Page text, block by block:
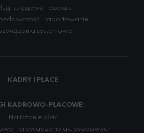
księgowe i podatki
i raportowanie
systemowe
KADRY I PŁACE
KADROWO-PŁACOWE:
Naliczanie płac
i prowadzenie akt osobowych